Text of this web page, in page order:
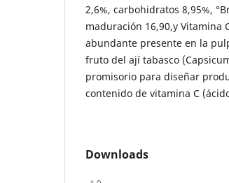
2,6%, carbohidratos 8,95%,
maduración 16,90,y Vitamina
abundante presente en la
fruto del ají tabasco
promisorio para diseñar
contenido de vitamina C
Downloads